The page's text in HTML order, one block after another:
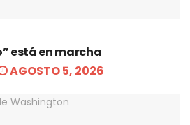
está en marcha
AGOSTO 5, 2026